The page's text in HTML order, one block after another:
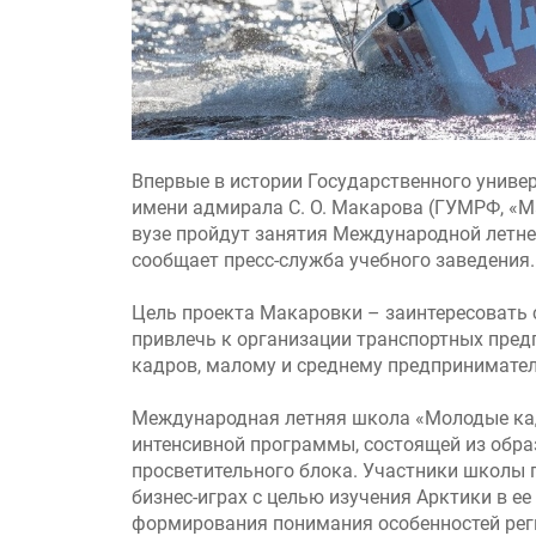
Впервые в истории Государственного
имени адмирала С. О. Макарова (ГУМРФ,
вузе пройдут занятия Международной
сообщает пресс-служба учебного заведения.
Цель проекта Макаровки –
привлечь к организации транспортных
кадров, малому и среднему
Международная летняя школа «Молодые
интенсивной программы, состоящей из
просветительного блока. Участники школы
бизнес-играх с целью изучения Арктики в
формирования понимания особенностей